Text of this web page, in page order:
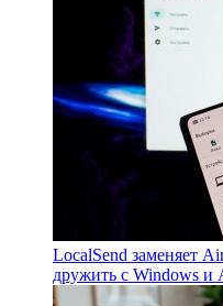
LocalSend заменяет
дружить с Windows и